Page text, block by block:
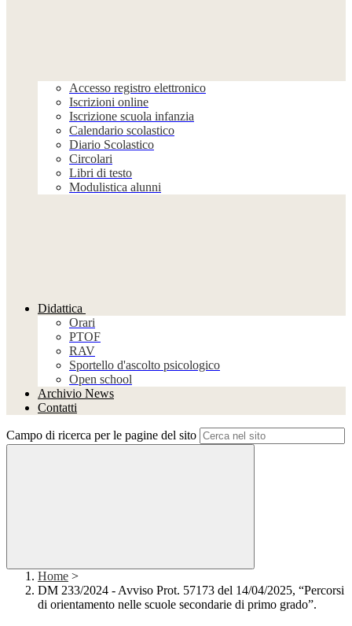
Accesso registro elettronico
Iscrizioni online
Iscrizione scuola infanzia
Calendario scolastico
Diario Scolastico
Circolari
Libri di testo
Modulistica alunni
Didattica
Orari
PTOF
RAV
Sportello d'ascolto psicologico
Open school
Archivio News
Contatti
Campo di ricerca per le pagine del sito
Home >
DM 233/2024 - Avviso Prot. 57173 del 14/04/2025, “Percorsi
di orientamento nelle scuole secondarie di primo grado”.